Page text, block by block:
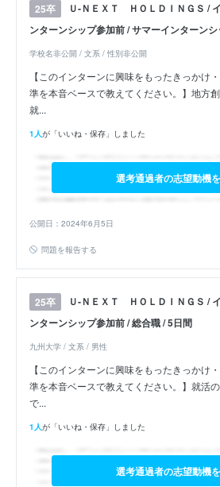
25卒
Ｕ‐ＮＥＸＴ ＨＯＬＤＩＮＧＳ /
ンターンシップ参加前 / サマーインターン
学校名非公開 / 文系 / 性別非公開
【このインターンに興味をもったきっかけ
準を本音ベースで教えてください。】地方
就...
1人が「いいね・保存」しました
選考通過者の志望動機
公開日：2024年6月5日
問題を報告する
25卒
Ｕ‐ＮＥＸＴ ＨＯＬＤＩＮＧＳ /
ンターンシップ参加前 / 総合職 / 5日間
九州大学 / 文系 / 男性
【このインターンに興味をもったきっかけ
準を本音ベースで教えてください。】就活
で...
1人が「いいね・保存」しました
選考通過者の志望動機